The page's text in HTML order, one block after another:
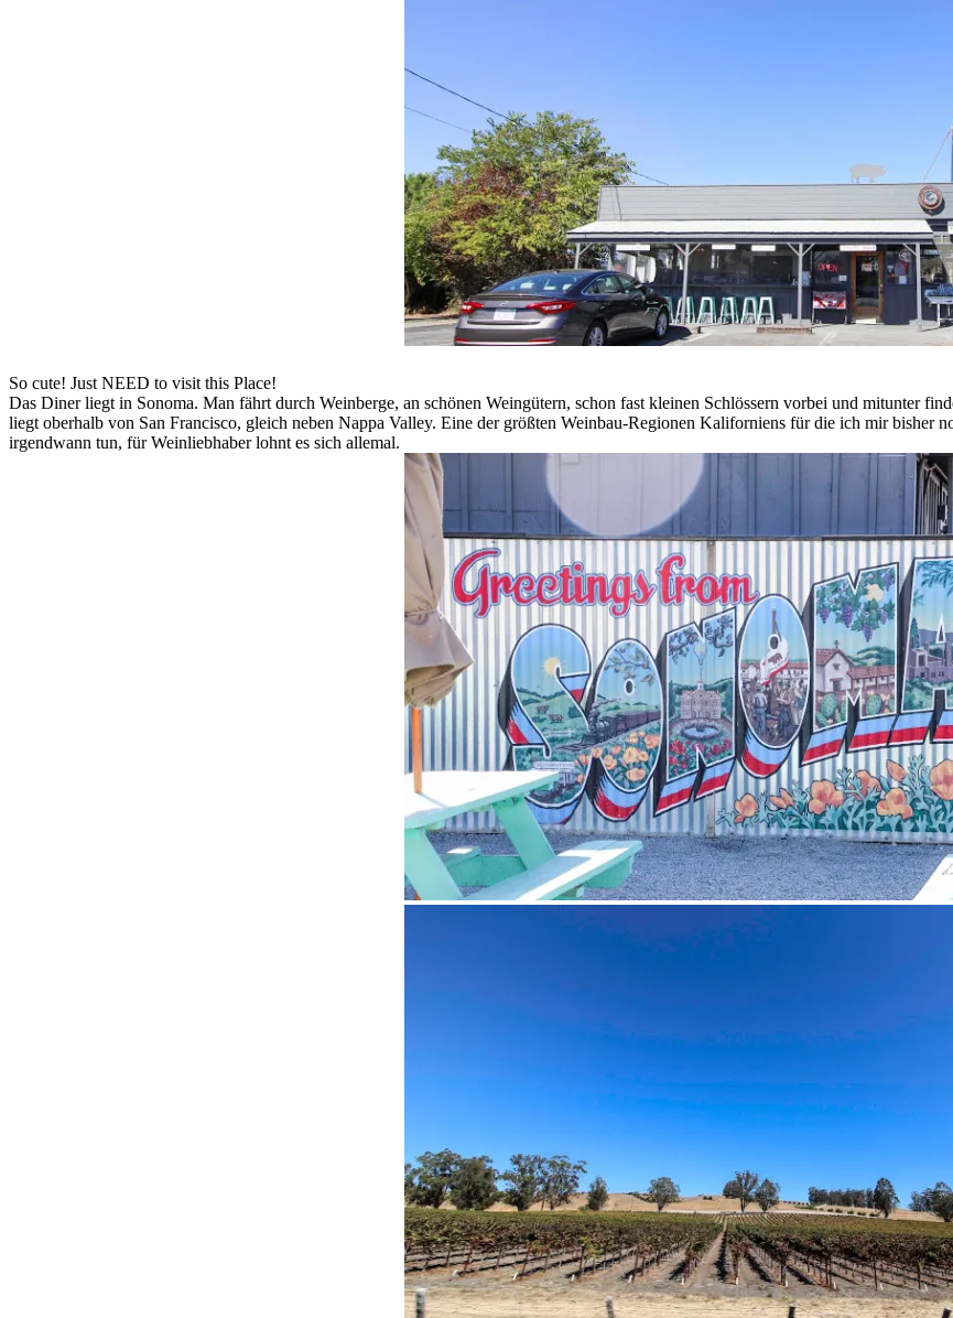
So cute! Just NEED to visit this Place!
Das Diner liegt in Sonoma. Man fährt durch Weinberge, an schönen Weingütern, schon fast kleinen Schlössern vorbei und mitunter
liegt oberhalb von San Francisco, gleich neben Nappa Valley. Eine der größten Weinbau-Regionen Kaliforniens für die ich mir bisher
irgendwann tun, für Weinliebhaber lohnt es sich allemal.